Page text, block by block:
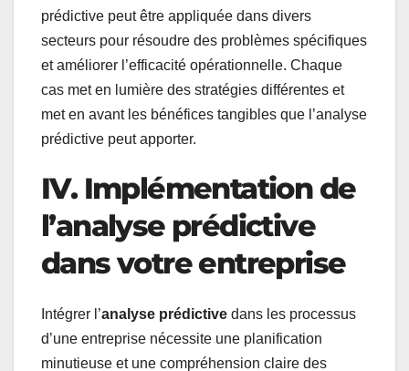
prédictive peut être appliquée dans divers
secteurs pour résoudre des problèmes spécifiques
et améliorer l’efficacité opérationnelle. Chaque
cas met en lumière des stratégies différentes et
met en avant les bénéfices tangibles que l’analyse
prédictive peut apporter.
IV. Implémentation de
l’analyse prédictive
dans votre entreprise
Intégrer l’analyse prédictive dans les processus
d’une entreprise nécessite une planification
minutieuse et une compréhension claire des